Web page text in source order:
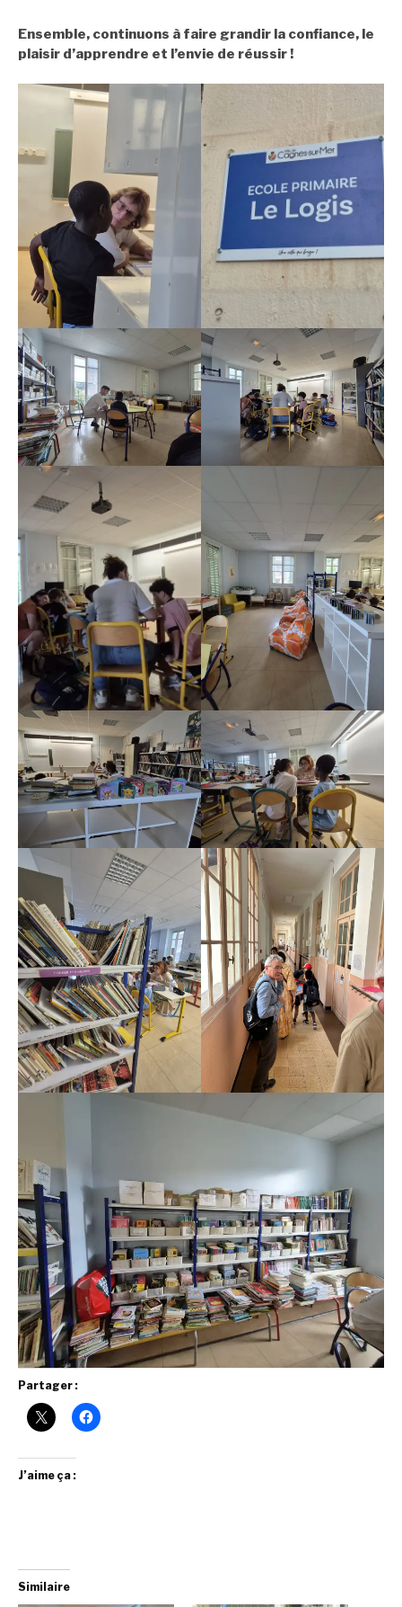
Ensemble, continuons à faire grandir la confiance, le
plaisir d’apprendre et l’envie de réussir !
Partager :
J’aime ça :
Similaire